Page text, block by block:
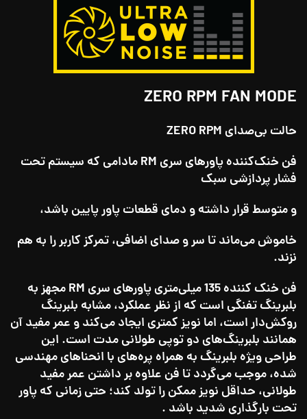
ZERO RPM FAN MODE
حالت بی‌صدای ZERO RPM
فن خنک‌کننده پاورهای سری RM مادامی که سیستم تحت
فشار پردازشی سبک
و متوسط قرار داشته و دمای قطعات پاور پایین باشد،
خاموش می‌ماند تا سر و صدای اضافی، تمرکز کاربر را به هم
نزند.
فن خنک‌ کننده 135 میلی‌متری پاورهای سری RM مجهز به
بلبرینگ تفنگی است که از نظر عملکرد، مشابه بلبرینگ
روکش‌دار است، اما نویز کمتری ایجاد می‌کند و عمر مفید آن
همانند بلبرینگ‌های دو توپی طولانی مدت است. این
طراحی ویژه بلبرینگ به همراه پره‌های با انحناهای مهندسی
شده، موجب می‌گردد تا فن علاوه بر داشتن عمر مفید
طولانی، حداقل نویز ممکن را تولد کند؛ حتی زمانی که پاور
تحت بارگذاری شدید باشد .